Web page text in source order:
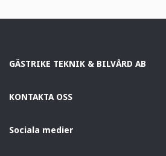
GÄSTRIKE TEKNIK & BILVÅRD AB
KONTAKTA OSS
Sociala medier